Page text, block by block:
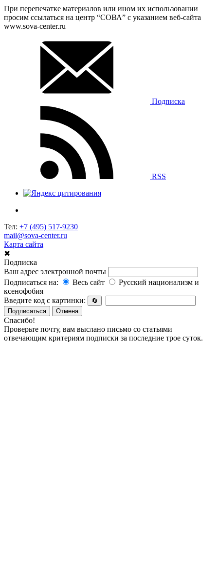
При перепечатке материалов или ином их использовании
просим ссылаться на центр “СОВА” с указанием веб-сайта
www.sova-center.ru
Подписка
RSS
Тел: +7 (495) 517-9230
mail@sova-center.ru
Карта сайта
✖
Подписка
Ваш адрес электронной почты
Подписаться на:
Весь сайт
Русский национализм и
ксенофобия
Введите код с картинки:
🔄
Подписаться
Отмена
Спасибо!
Проверьте почту, вам выслано письмо со статьями
отвечающим критериям подписки за последние трое суток.